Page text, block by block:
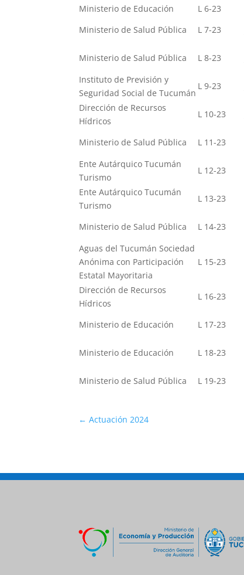
Ministerio de Educación
L 6-23
Ministerio de Salud Pública
L 7-23
Ministerio de Salud Pública
L 8-23
Instituto de Previsión y
Seguridad Social de Tucumán
L 9-23
Dirección de Recursos
Hídricos
L 10-23
Ministerio de Salud Pública
L 11-23
Ente Autárquico Tucumán
Turismo
L 12-23
Ente Autárquico Tucumán
Turismo
L 13-23
Ministerio de Salud Pública L 14-23
Aguas del Tucumán Sociedad
Anónima con Participación
Estatal Mayoritaria
L 15-23
Dirección de Recursos
Hídricos
L 16-23
Ministerio de Educación
L 17-23
Ministerio de Educación
L 18-23
Ministerio de Salud Pública
L 19-23
←Actuación 2024